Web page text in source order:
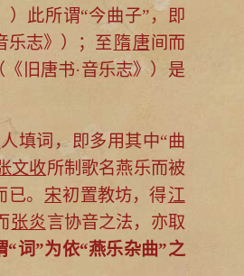
此所谓“今曲子”，即
乐志》）；至 隋唐间而
旧唐书·音乐志》）是
人填词，即多用其中“曲
文收所制歌名燕乐而被
。 宋初置教坊，得江
张炎言协音之法，亦取
“词”为依“燕乐杂曲”之